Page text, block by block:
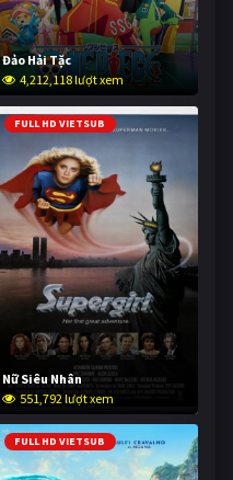
Đảo Hải Tặc
4,212,118 lượt xem
FULL HD VIETSUB
Nữ Siêu Nhân
551,792 lượt xem
FULL HD VIETSUB